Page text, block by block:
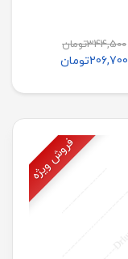
344,500تومان
206,700تومان
فروش ویژه